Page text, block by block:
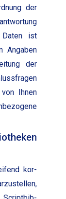
der
Dat­en ist
Angaben
der
Ihnen
kor­